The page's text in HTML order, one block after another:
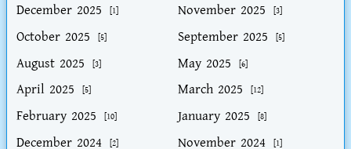
December 2025 [1] November 2025 [3]
October 2025 [5] September 2025 [5]
August 2025 [3] May 2025 [6]
April 2025 [5] March 2025 [12]
February 2025 [10] January 2025 [8]
December 2024 [2] November 2024 [1]